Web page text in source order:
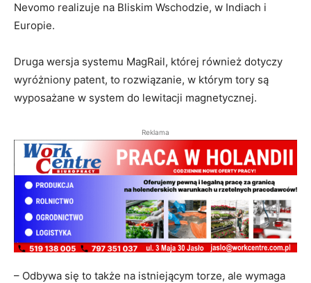
Nevomo realizuje na Bliskim Wschodzie, w Indiach i
Europie.
Druga wersja systemu MagRail, której również dotyczy
wyróżniony patent, to rozwiązanie, w którym tory są
wyposażane w system do lewitacji magnetycznej.
Reklama
– Odbywa się to także na istniejącym torze, ale wymaga